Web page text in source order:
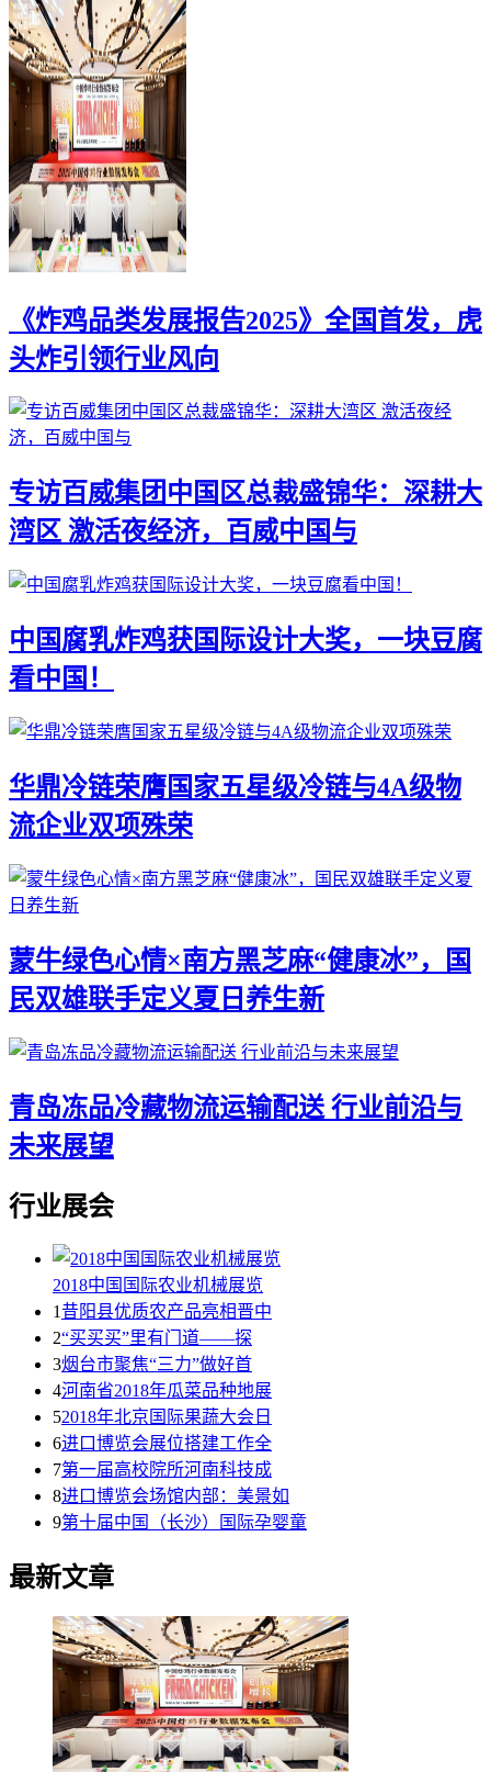
《炸鸡品类发展报告2025》全国首发，虎
头炸引领行业风向
专访百威集团中国区总裁盛锦华：深耕大
湾区 激活夜经济，百威中国与
中国腐乳炸鸡获国际设计大奖，一块豆腐
看中国！
华鼎冷链荣膺国家五星级冷链与4A级物
流企业双项殊荣
蒙牛绿色心情×南方黑芝麻“健康冰”，国
民双雄联手定义夏日养生新
青岛冻品冷藏物流运输配送 行业前沿与
未来展望
行业展会
2018中国国际农业机械展览
1昔阳县优质农产品亮相晋中
2“买买买”里有门道——探
3烟台市聚焦“三力”做好首
4河南省2018年瓜菜品种地展
52018年北京国际果蔬大会日
6进口博览会展位搭建工作全
7第一届高校院所河南科技成
8进口博览会场馆内部：美景如
9第十届中国（长沙）国际孕婴童
最新文章